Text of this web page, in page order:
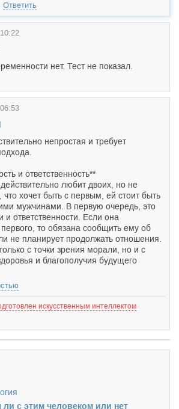
Ответить
нет. Тест не показал.
непростая и требует
и ответственность**
любит двоих, но не
что хочет быть с первым, ей стоит быть
мужчинами. В первую очередь, это
и ответственности. Если она
то обязана сообщить ему об
не планирует продолжать отношения.
с точки зрения морали, но и с
и благополучия будущего
искусственным интеллектом
ли с этим человеком или нет